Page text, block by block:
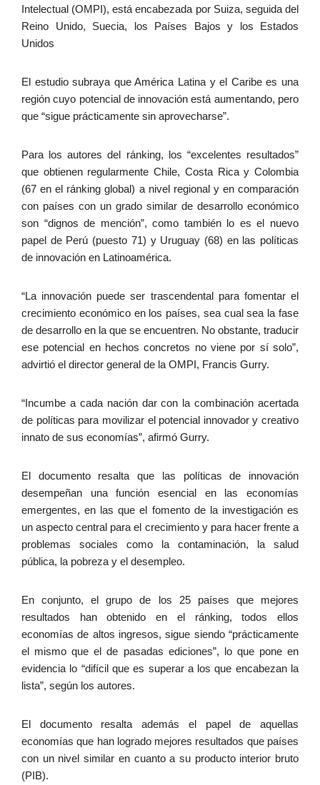
Intelectual (OMPI), está encabezada por Suiza, seguida del
Reino Unido, Suecia, los Países Bajos y los Estados
Unidos
El estudio subraya que América Latina y el Caribe es una
región cuyo potencial de innovación está aumentando, pero
que “sigue prácticamente sin aprovecharse”.
Para los autores del ránking, los “excelentes resultados”
que obtienen regularmente Chile, Costa Rica y Colombia
(67 en el ránking global) a nivel regional y en comparación
con países con un grado similar de desarrollo económico
son “dignos de mención”, como también lo es el nuevo
papel de Perú (puesto 71) y Uruguay (68) en las políticas
de innovación en Latinoamérica.
“La innovación puede ser trascendental para fomentar el
crecimiento económico en los países, sea cual sea la fase
de desarrollo en la que se encuentren. No obstante, traducir
ese potencial en hechos concretos no viene por sí solo”,
advirtió el director general de la OMPI, Francis Gurry.
“Incumbe a cada nación dar con la combinación acertada
de políticas para movilizar el potencial innovador y creativo
innato de sus economías”, afirmó Gurry.
El documento resalta que las políticas de innovación
desempeñan una función esencial en las economías
emergentes, en las que el fomento de la investigación es
un aspecto central para el crecimiento y para hacer frente a
problemas sociales como la contaminación, la salud
pública, la pobreza y el desempleo.
En conjunto, el grupo de los 25 países que mejores
resultados han obtenido en el ránking, todos ellos
economías de altos ingresos, sigue siendo “prácticamente
el mismo que el de pasadas ediciones”, lo que pone en
evidencia lo “difícil que es superar a los que encabezan la
lista”, según los autores.
El documento resalta además el papel de aquellas
economías que han logrado mejores resultados que países
con un nivel similar en cuanto a su producto interior bruto
(PIB).